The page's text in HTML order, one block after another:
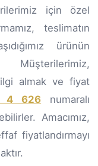
için özel
teslimatın
ürünün
almak ve fiyat
4 626 numaralı
Amacımız,
fiyatlandırmayı